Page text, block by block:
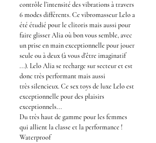
contrôle l’intensité des vibrations à travers
6 modes différents. Ce vibromasseur Leloa
été étudié pour le clitoris mais aussi pour
faire glisserAliaoù bon vous semble, avec
un prise en main exceptionnelle pour jouer
seule ou à deux (à vous d'être imaginatif
...). Lelo Aliase recharge sur secteur et est
donc très performant mais aussi
très silencieux. Ce sex toys de luxe Leloest
exceptionnelle pour des plaisirs
exceptionnels...
Du très haut de gamme pour les femmes
qui allient la classe et la performance !
Waterproof